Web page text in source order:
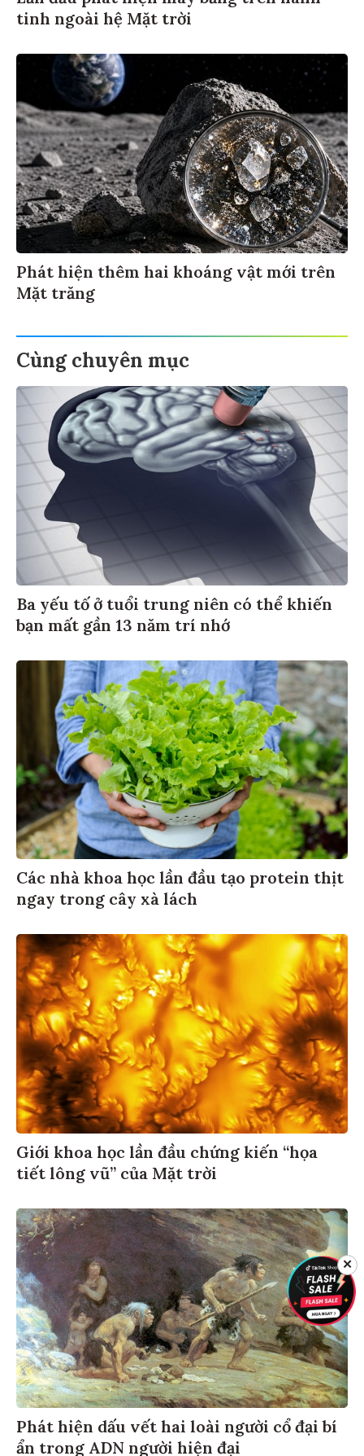
tinh ngoài hệ Mặt trời
Phát hiện thêm hai khoáng vật mới trên
Mặt trăng
Cùng chuyên mục
Ba yếu tố ở tuổi trung niên có thể khiến
bạn mất gần 13 năm trí nhớ
Các nhà khoa học lần đầu tạo protein thịt
ngay trong cây xà lách
Giới khoa học lần đầu chứng kiến “họa
tiết lông vũ” của Mặt trời
Phát hiện dấu vết hai loài người cổ đại bí
ẩn trong ADN người hiện đại
✕